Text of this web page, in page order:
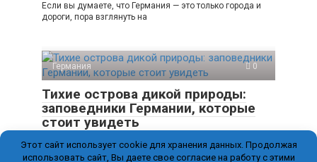
Если вы думаете, что Германия — это только города и
дороги, пора взглянуть на
Германия 0
Тихие острова дикой природы:
заповедники Германии, которые
стоит увидеть
Германия часто ассоциируется с городами и замками,
но её настоящая красота скрывается в заповедниках.
Этот сайт использует cookie для хранения данных. Продолжая
использовать сайт, Вы даете свое согласие на работу с этими